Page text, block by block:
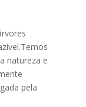
natureza e
pela